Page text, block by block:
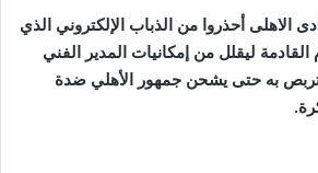
الاهلى أحذروا من الذباب الإلكتروني الذي
ليقلل من إمكانيات المدير الفني
به حتى يشحن جمهور الأهلي ضدة